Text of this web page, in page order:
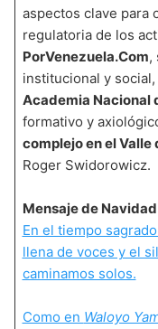
aspectos clave para
regulatoria de los
PorVenezuela.Com,
institucional y
Academia Nacional
formativo y
complejo en el Valle
Roger Swidorowicz.
Mensaje de
En el tiempo
llena de voces y el
caminamos solos.
Como en Waloyo